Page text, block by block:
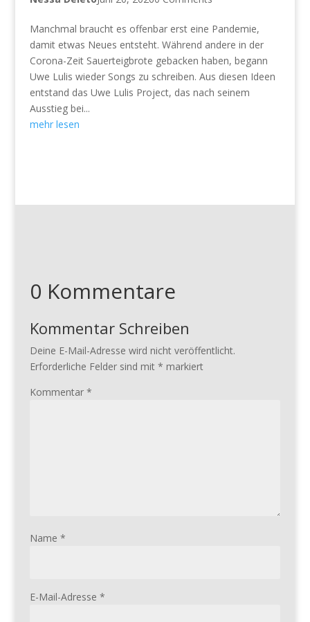
Manchmal braucht es offenbar erst eine Pandemie,
damit etwas Neues entsteht. Während andere in der
Corona-Zeit Sauerteigbrote gebacken haben, begann
Uwe Lulis wieder Songs zu schreiben. Aus diesen Ideen
entstand das Uwe Lulis Project, das nach seinem
Ausstieg bei...
mehr lesen
0 Kommentare
Kommentar Schreiben
Deine E-Mail-Adresse wird nicht veröffentlicht.
Erforderliche Felder sind mit * markiert
Kommentar *
Name *
E-Mail-Adresse *